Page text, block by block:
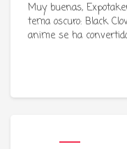
Muy buenas,
tema oscuro: Black
anime se ha